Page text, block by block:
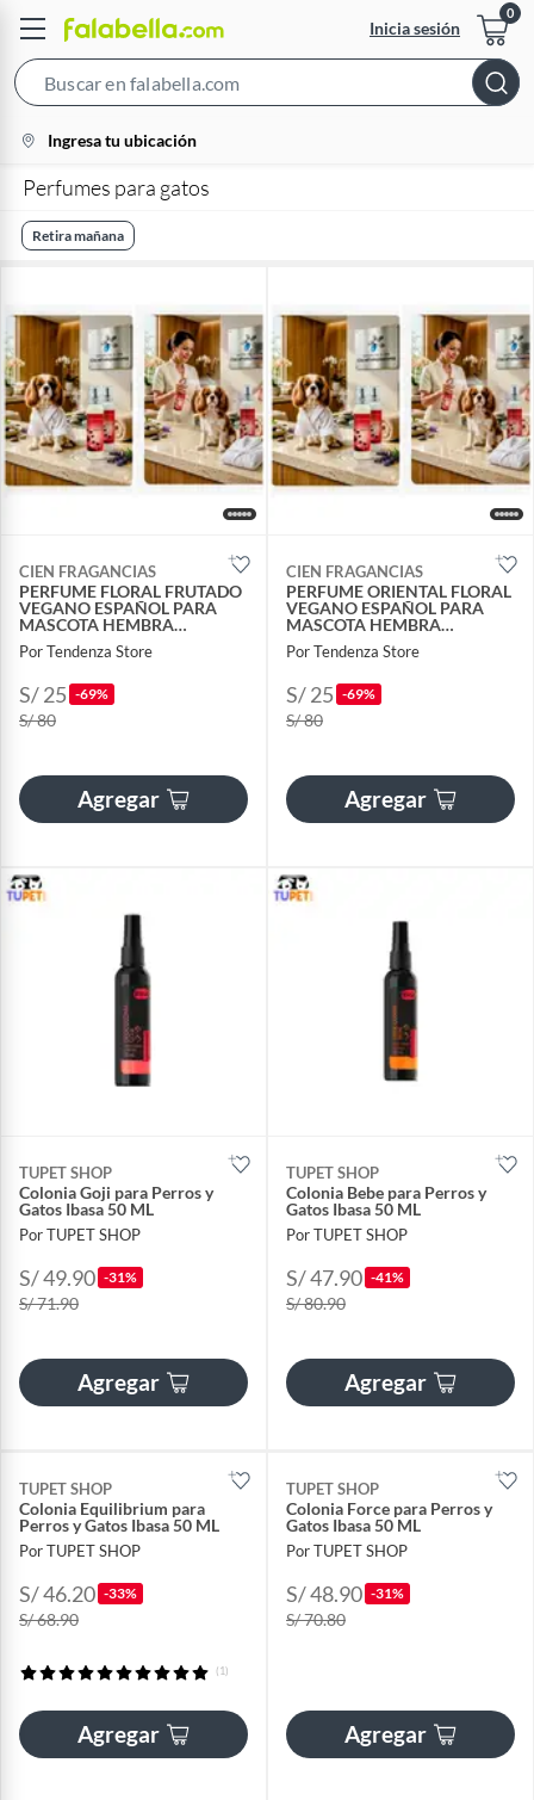
Inicia sesión
Bar
location-
icon
Ingresa tu ubicación
Perfumes para gatos
Retira mañana
CIEN FRAGANCIAS
PERFUME FLORAL FRUTADO
VEGANO ESPAÑOL PARA
MASCOTA HEMBRA
CIENFRAGANCIAS 150ML
NUEVA TENDENCIA
Por Tendenza Store
S/ 25 -69%
S/ 80
Agregar
CIEN FRAGANCIAS
PERFUME ORIENTAL FLORAL
VEGANO ESPAÑOL PARA
MASCOTA HEMBRA
CIENFRAGANCIAS 150ML
NUEVA TENDENCIA
Por Tendenza Store
S/ 25 -69%
S/ 80
Agregar
TUPET SHOP
Colonia Goji para Perros y
Gatos Ibasa 50 ML
Por TUPET SHOP
S/ 49.90 -31%
S/ 71.90
Agregar
TUPET SHOP
Colonia Bebe para Perros y
Gatos Ibasa 50 ML
Por TUPET SHOP
S/ 47.90 -41%
S/ 80.90
Agregar
TUPET SHOP
Colonia Equilibrium para
Perros y Gatos Ibasa 50 ML
Por TUPET SHOP
S/ 46.20 -33%
S/ 68.90
(1)
Agregar
TUPET SHOP
Colonia Force para Perros y
Gatos Ibasa 50 ML
Por TUPET SHOP
S/ 48.90 -31%
S/ 70.80
Agregar